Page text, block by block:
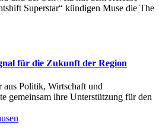
Superstar“ kündigen Muse die The
für die Zukunft der Region
aus Politik, Wirtschaft und
gemeinsam ihre Unterstützung für den